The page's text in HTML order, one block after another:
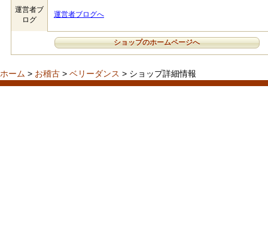
運営者ブ
ログ
運営者ブログへ
ショップのホームページへ
ホーム > お稽古 > ベリーダンス > ショップ詳細情報